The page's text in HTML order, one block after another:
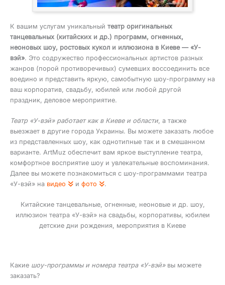
К вашим услугам уникальный театр оригинальных
танцевальных (китайских и др.) программ, огненных,
неоновых шоу, ростовых кукол и иллюзиона в Киеве — «У-
вэй». Это содружество профессиональных артистов разных
жанров (порой противоречивых) сумевших воссоединить все
воедино и представить яркую, самобытную шоу-программу на
ваш корпоратив, свадьбу, юбилей или любой другой
праздник, деловое мероприятие.
Театр «У-вэй» работает как в Киеве и области, а также
выезжает в другие города Украины. Вы можете заказать любое
из представленных шоу, как однотипные так и в смешанном
варианте. ArtMuz обеспечит вам яркое выступление театра,
комфортное восприятие шоу и увлекательные воспоминания.
Далее вы можете познакомиться с шоу-программами театра
«У-вэй» на видео и фото .
Китайские танцевальные, огненные, неоновые и др. шоу,
иллюзион театра «У-вэй» на свадьбы, корпоративы, юбилеи
детские дни рождения, мероприятия в Киеве
Какие шоу-программы и номера театра «У-вэй»вы можете
заказать?